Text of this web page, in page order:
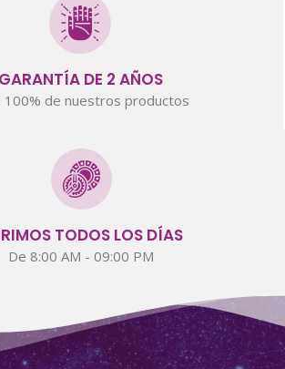
GARANTÍA DE 2 AÑOS
100% de nuestros productos
TODOS LOS DÍAS
De 8:00 AM - 09:00 PM